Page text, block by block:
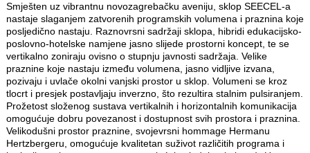
Smješten uz vibrantnu novozagrebačku aveniju, sklop SEECEL-a
nastaje slaganjem zatvorenih programskih volumena i praznina koje
posljedično nastaju. Raznovrsni sadržaji sklopa, hibridi edukacijsko-
poslovno-hotelske namjene jasno slijede prostorni koncept, te se
vertikalno zoniraju ovisno o stupnju javnosti sadržaja. Velike
praznine koje nastaju između volumena, jasno vidljive izvana,
pozivaju i uvlače okolni vanjski prostor u sklop. Volumeni se kroz
tlocrt i presjek postavljaju inverzno, što rezultira stalnim pulsiranjem.
Prožetost složenog sustava vertikalnih i horizontalnih komunikacija
omogućuje dobru povezanost i dostupnost svih prostora i praznina.
Velikodušni prostor praznine, svojevrsni hommage Hermanu
Hertzbergeru, omogućuje kvalitetan suživot različitih programa i